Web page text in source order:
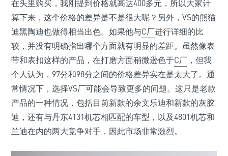
在头里购买，我刚提到价格就高达400多元，所以大家计
算下来，这个价格的差异是不是很大呢？另外，VS的熊猫
迪黑陶迪也做得相当出色。如果他与C厂进行详细的比
较，并没有明确指出哪个方面就有明显的差距。虽然像表
带和表扣这样的产品，在打磨方面稍微逊色于C厂 ，但我
个人认为，97分和98分之间的价格差异实在是太大了。通
常情况下，选择VS厂可能会导致更多的问题。这只是老款
产品的一种情况，包括目前新款的余文乐迪和新款的灰胶
迪，还有与丹东4131机芯相匹配的车型，以及4801机芯和
兰迪在内的两大竞争对手，因此市场非常激烈。